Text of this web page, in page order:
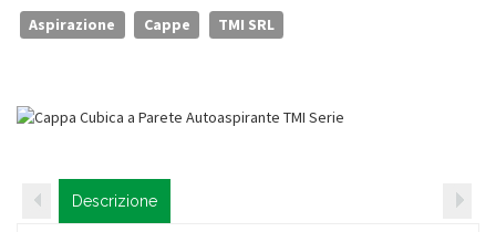
Aspirazione Cappe TMI SRL
Descrizione